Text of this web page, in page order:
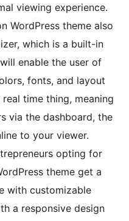
viewing experience.
WordPress theme also
which is a built-in
enable the user of
fonts, and layout
time thing, meaning
via the dashboard, the
to your viewer.
opting for
theme get a
with customizable
a responsive design